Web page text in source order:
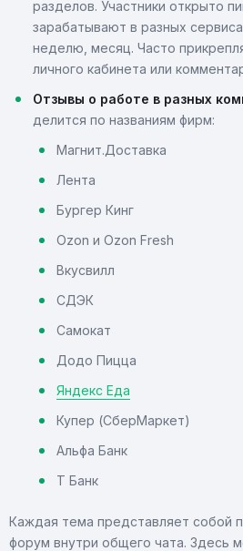
разделов. Участники открыто
зарабатывают в разных
неделю, месяц. Часто
личного кабинета или
Отзывы о работе в разных
делится по названиям фирм:
Магнит.Доставка
Лента
Бургер Кинг
Ozon и Ozon Fresh
Вкусвилл
СДЭК
Самокат
Додо Пицца
Яндекс Еда
Купер (СберМаркет)
Альфа Банк
Т Банк
Каждая тема представляет собой
форум внутри общего чата. Здесь